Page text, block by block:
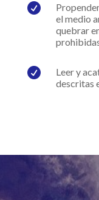

el medio
quebrar

Leer y
descritas